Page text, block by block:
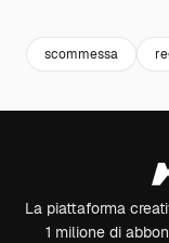
scommessa
La piattaforma
1 milione di